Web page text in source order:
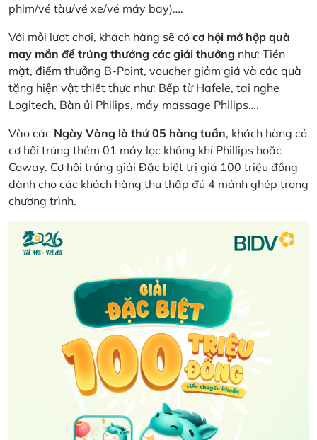
phim/vé tàu/vé xe/vé máy bay)….
Với mỗi lượt chơi, khách hàng sẽ có cơ hội mở hộp quà
may mắn để trúng thưởng các giải thưởng như: Tiền
mặt, điểm thưởng B-Point, voucher giảm giá và các quà
tặng hiện vật thiết thực như: Bếp từ Hafele, tai nghe
Logitech, Bàn ủi Philips, máy massage Philips….
Vào các Ngày Vàng là thứ 05 hàng tuần, khách hàng có
cơ hội trúng thêm 01 máy lọc không khí Phillips hoặc
Coway. Cơ hội trúng giải Đặc biệt trị giá 100 triệu đồng
dành cho các khách hàng thu thập đủ 4 mảnh ghép trong
chương trình.